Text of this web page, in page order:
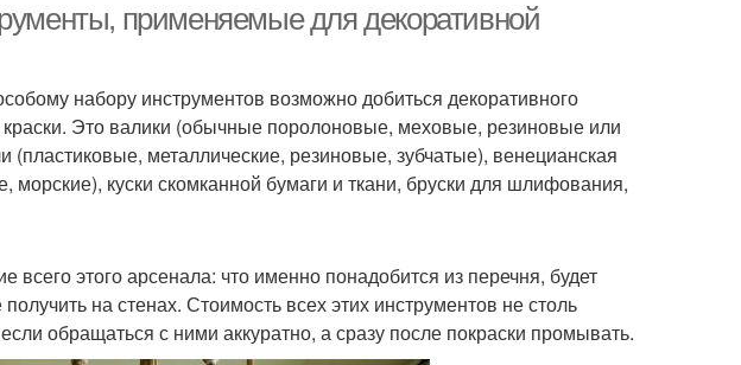
применяемые для декоративной
набору инструментов возможно добиться декоративного
Это валики (обычные поролоновые, меховые, резиновые или
(пластиковые, металлические, резиновые, зубчатые), венецианская
морские), куски скомканной бумаги и ткани, бруски для шлифования,
всего этого арсенала: что именно понадобится из перечня, будет
на стенах. Стоимость всех этих инструментов не столь
обращаться с ними аккуратно, а сразу после покраски промывать.